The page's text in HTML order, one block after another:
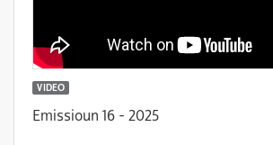
VIDEO
Emissioun 16 - 2025